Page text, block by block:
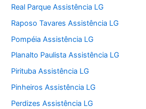
Real Parque Assistência LG
Raposo Tavares Assistência LG
Pompéia Assistência LG
Planalto Paulista Assistência LG
Pirituba Assistência LG
Pinheiros Assistência LG
Perdizes Assistência LG